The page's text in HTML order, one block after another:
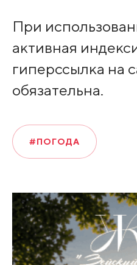
При
активная
гиперссылка на
обязательна.
#ПОГОДА